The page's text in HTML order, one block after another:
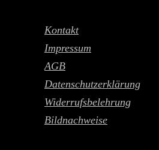
Kontakt
Impressum
AGB
Datenschutzerklärung
Widerrufsbelehrung
Bildnachweise